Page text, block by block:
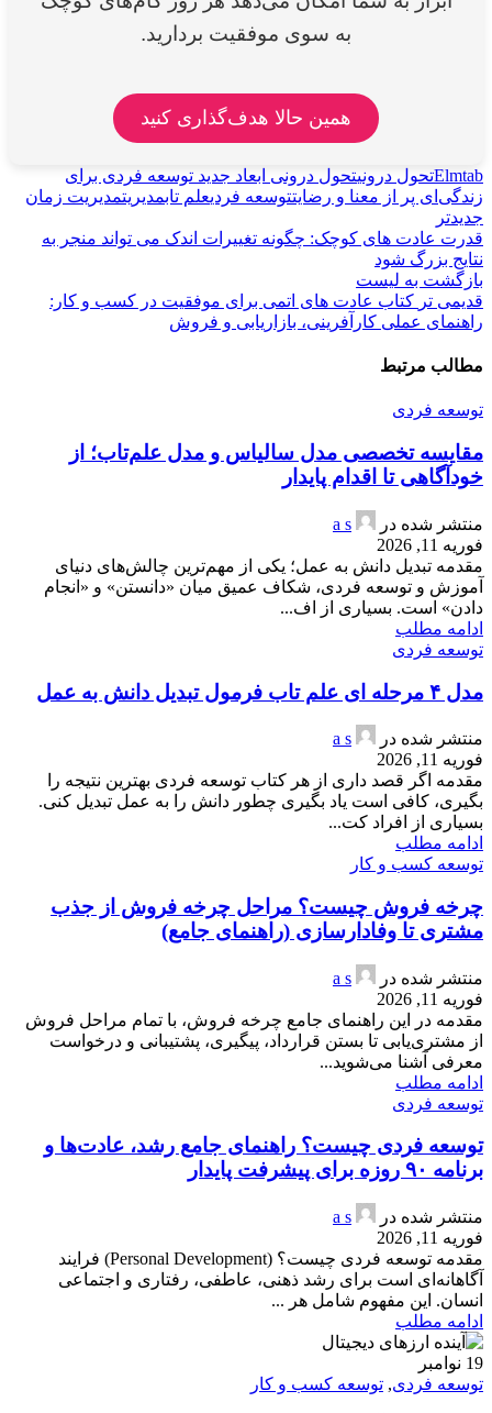
به سوی موفقیت بردارید.
همین حالا هدف‌گذاری کنید
Elmtabتحول درونیتحول درونی ابعاد جدید توسعه فردی برای
زندگی‌ای پر از معنا و رضایتتوسعه فردیعلم تابمدیریتمدیریت زمان
جدیدتر
قدرت عادت های کوچک: چگونه تغییرات اندک می تواند منجر به
نتایج بزرگ شود
بازگشت به لیست
قدیمی تر کتاب عادت های اتمی برای موفقیت در کسب و کار:
راهنمای عملی کارآفرینی، بازاریابی و فروش
مطالب مرتبط
توسعه فردی
مقایسه تخصصی مدل سالیاس و مدل علم‌تاب؛ از
خودآگاهی تا اقدام پایدار
منتشر شده در
a s
فوریه 11, 2026
مقدمه تبدیل دانش به عمل؛ یکی از مهم‌ترین چالش‌های دنیای
آموزش و توسعه فردی، شکاف عمیق میان «دانستن» و «انجام
دادن» است. بسیاری از اف...
ادامه مطلب
توسعه فردی
مدل ۴ مرحله ای علم تاب فرمول تبدیل دانش به عمل
منتشر شده در
a s
فوریه 11, 2026
مقدمه اگر قصد داری از هر کتاب توسعه فردی بهترین نتیجه را
بگیری، کافی است یاد بگیری چطور دانش را به عمل تبدیل کنی.
بسیاری از افراد کت...
ادامه مطلب
توسعه کسب و کار
چرخه فروش چیست؟ مراحل چرخه فروش از جذب
مشتری تا وفادارسازی (راهنمای جامع)
منتشر شده در
a s
فوریه 11, 2026
مقدمه در این راهنمای جامع چرخه فروش، با تمام مراحل فروش
از مشتری‌یابی تا بستن قرارداد، پیگیری، پشتیبانی و درخواست
معرفی آشنا می‌شوید...
ادامه مطلب
توسعه فردی
توسعه فردی چیست؟ راهنمای جامع رشد، عادت‌ها و
برنامه ۹۰ روزه برای پیشرفت پایدار
منتشر شده در
a s
فوریه 11, 2026
مقدمه توسعه فردی چیست؟ (Personal Development) فرایند
آگاهانه‌ای است برای رشد ذهنی، عاطفی، رفتاری و اجتماعی
انسان. این مفهوم شامل هر ...
ادامه مطلب
19 نوامبر
توسعه فردی, توسعه کسب و کار